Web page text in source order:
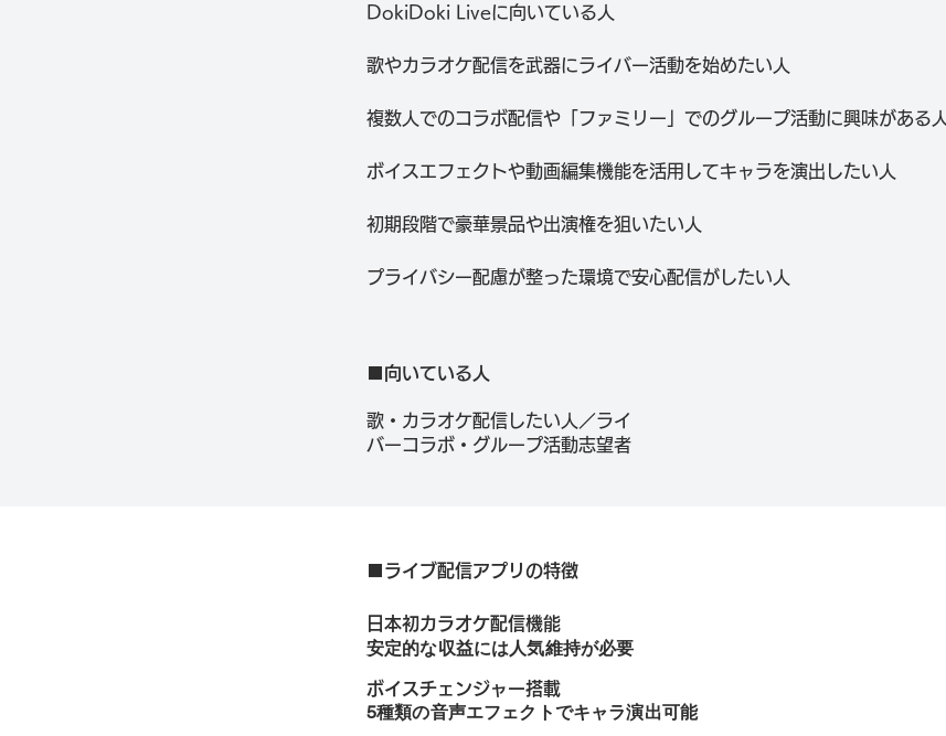
DokiDoki Liveに向いている人
歌やカラオケ配信を武器にライバー活動を始めたい人
複数人でのコラボ配信や「ファミリー」でのグループ活動に興味がある人
ボイスエフェクトや動画編集機能を活用してキャラを演出したい人
初期段階で豪華景品や出演権を狙いたい人
プライバシー配慮が整った環境で安心配信がしたい人
■向いている人
歌・カラオケ配信したい人／ライ
バーコラボ・グループ活動志望者
■ライブ配信アプリの特徴
日本初カラオケ配信機能
安定的な収益には人気維持が必要
ボイスチェンジャー搭載
5種類の音声エフェクトでキャラ演出可能